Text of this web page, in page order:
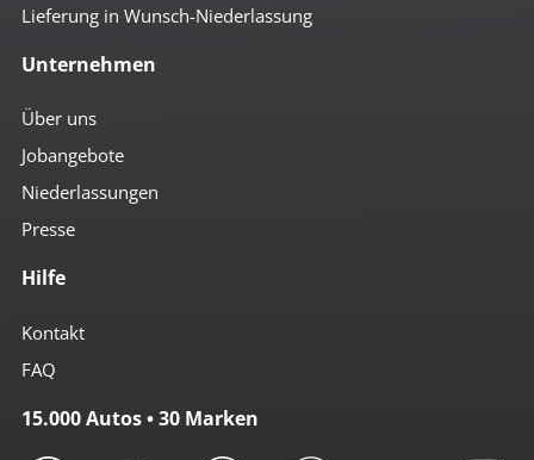
Lieferung in Wunsch-Niederlassung
Unternehmen
Über uns
Jobangebote
Niederlassungen
Presse
Hilfe
Kontakt
FAQ
15.000 Autos • 30 Marken